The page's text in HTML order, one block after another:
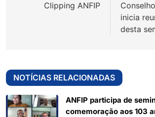
Clipping ANFIP
inicia
desta
NOTÍCIAS RELACIONADAS
ANFIP participa de
comemoração aos 103